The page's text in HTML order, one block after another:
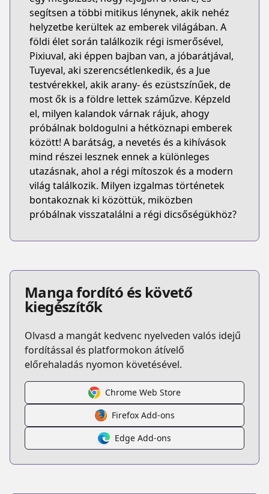
segítsen a többi mitikus lénynek, akik nehéz
helyzetbe kerültek az emberek világában. A
földi élet során találkozik régi ismerősével,
Pixiuval, aki éppen bajban van, a jóbarátjával,
Tuyeval, aki szerencsétlenkedik, és a Jue
testvérekkel, akik arany- és ezüstszínűek, de
most ők is a földre lettek száműzve. Képzeld
el, milyen kalandok várnak rájuk, ahogy
próbálnak boldogulni a hétköznapi emberek
között! A barátság, a nevetés és a kihívások
mind részei lesznek ennek a különleges
utazásnak, ahol a régi mítoszok és a modern
világ találkozik. Milyen izgalmas történetek
bontakoznak ki közöttük, miközben
próbálnak visszatalálni a régi dicsőségükhöz?
Manga fordító és követő
kiegészítők
Olvasd a mangát kedvenc nyelveden valós idejű
fordítással és platformokon átívelő
előrehaladás nyomon követésével.
Chrome Web Store
Firefox Add-ons
Edge Add-ons